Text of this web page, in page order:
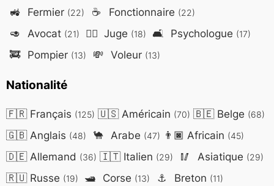
🚜 Fermier (22) ☕ Fonctionnaire (22)
🥑 Avocat (21) 👨‍⚖️ Juge (18) 🛋️ Psychologue (17)
🚒 Pompier (13) 💸 Voleur (13)
Nationalité
🇫🇷Français (125) 🇺🇸Américain (70) 🇧🇪Belge (68)
🇬🇧Anglais (48) 🐪 Arabe (47) 👨🏿 Africain (45)
🇩🇪Allemand (36) 🇮🇹Italien (29) 🥢 Asiatique (29)
🇷🇺Russe (19) 🛥️ Corse (13) ⚓ Breton (11)